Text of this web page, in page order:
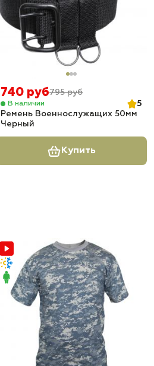
740 руб795 руб
В наличии
5
Ремень Военнослужащих 50мм
Черный
Купить